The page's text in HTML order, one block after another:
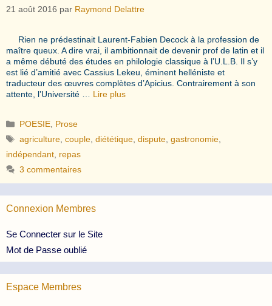
21 août 2016 par Raymond Delattre
Rien ne prédestinait Laurent-Fabien Decock à la profession de
maître queux. A dire vrai, il ambitionnait de devenir prof de latin et il
a même débuté des études en philologie classique à l’U.L.B. Il s’y
est lié d’amitié avec Cassius Lekeu, éminent helléniste et
traducteur des œuvres complètes d’Apicius. Contrairement à son
attente, l’Université … Lire plus
Catégories
POESIE Prose
Étiquettes
agriculture ,couple ,diététique ,dispute ,gastronomie
indépendant repas
3 commentaires
Connexion Membres
Se Connecter sur le Site
Mot de Passe oublié
Espace Membres